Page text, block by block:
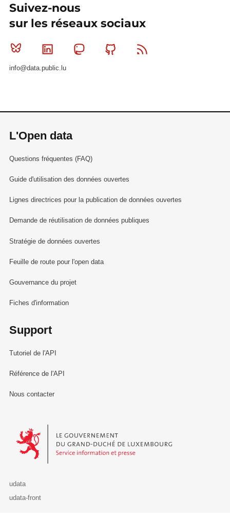
Suivez-nous
sur les réseaux sociaux
Bluesky Linkedin MastodonGithub
info@data.public.lu
L'Open data
Questions fréquentes (FAQ)
Guide d'utilisation des données ouvertes
Lignes directrices pour la publication de données ouvertes
Demande de réutilisation de données publiques
Stratégie de données ouvertes
Feuille de route pour l'open data
Gouvernance du projet
Fiches d'information
Support
Tutoriel de l'API
Référence de l'API
Nous contacter
Le Gouvernement du Grand-Duché de Luxembourg - Service
udata
udata-front